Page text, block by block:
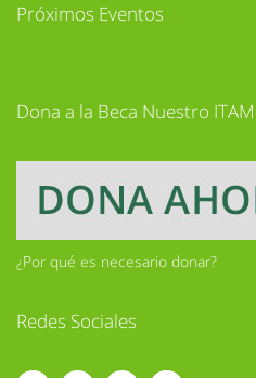
Próximos Eventos
Dona a la Beca Nuestro ITAM
¿Por qué es necesario donar?
Redes Sociales